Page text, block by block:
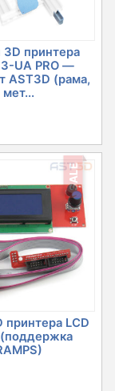
3D принтера
UA PRO —
AST3D (рама,
мет...
цена:
SALE
принтера LCD